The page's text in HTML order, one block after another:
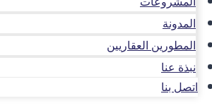
المدونة
المطورين العقاريين
نبذة عنا
اتصل بنا